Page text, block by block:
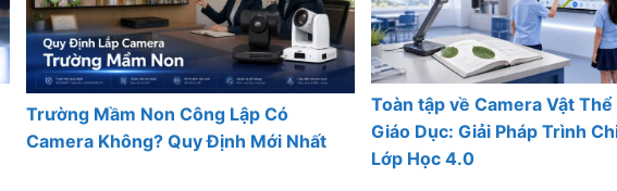
Trường Mầm Non Công Lập Có
Camera Không? Quy Định Mới Nhất
Toàn tập về Camera Vật Thể
Giáo Dục: Giải Pháp Trình
Lớp Học 4.0